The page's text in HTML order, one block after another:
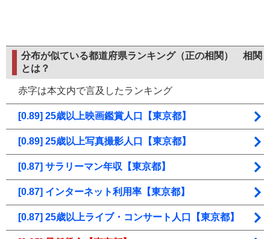
分布が似ている都道府県ランキング（正の相関） 相関
とは？
赤字は本文内で言及したランキング
[0.89] 25歳以上映画鑑賞人口【東京都】
[0.89] 25歳以上写真撮影人口【東京都】
[0.87] サラリーマン年収【東京都】
[0.87] インターネット利用率【東京都】
[0.87] 25歳以上ライブ・コンサート人口【東京都】